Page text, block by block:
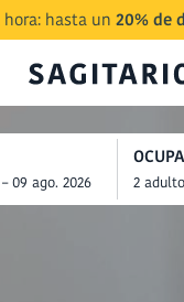
hasta un 20% de